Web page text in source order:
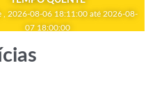
, 2026-08-06 18:11:00 até 2026-08-
07 18:00:00